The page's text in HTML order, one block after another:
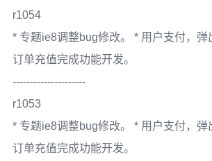
r1054
* 专题ie8调整bug修改。 * 用户支付，弹
订单充值完成功能开发。
---------------------
r1053
* 专题ie8调整bug修改。 * 用户支付，弹
订单充值完成功能开发。